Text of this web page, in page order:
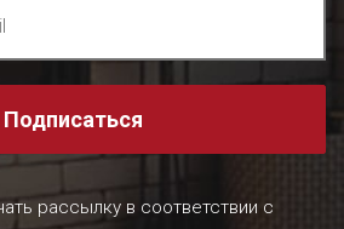
Подписаться
рассылку в соответствии с